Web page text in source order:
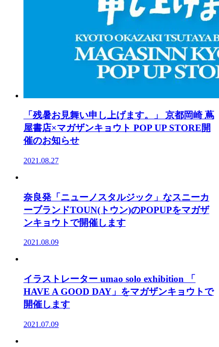
「残暑お見舞い申し上げます。」 京都岡崎 蔦
屋書店×マガザンキョウト POP UP STORE開
催のお知らせ
2021.08.27
奈良発「ニューノスタルジック」なスニーカ
ーブランドTOUN(トウン)のPOPUPをマガザ
ンキョウトで開催します
2021.08.09
イラストレーター umao solo exhibition 「
HAVE A GOOD DAY」をマガザンキョウトで
開催します
2021.07.09